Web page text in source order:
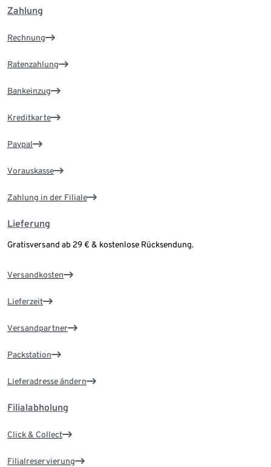
Zahlung
Rechnung
Ratenzahlung
Bankeinzug
Kreditkarte
Paypal
Vorauskasse
Zahlung in der Filiale
Lieferung
Gratisversand ab 29 € & kostenlose Rücksendung.
Versandkosten
Lieferzeit
Versandpartner
Packstation
Lieferadresse ändern
Filialabholung
Click & Collect
Filialreservierung